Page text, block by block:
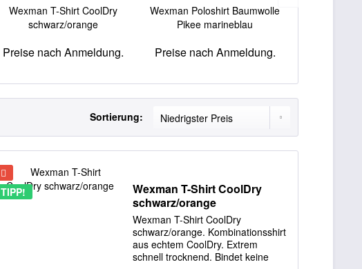
Wexman T-Shirt CoolDry
schwarz/orange
Preise nach Anmeldung.
Wexman Poloshirt Baumwolle
Pikee marineblau
Preise nach Anmeldung.
Sortierung:
TIPP!
Wexman T-Shirt CoolDry
schwarz/orange
Wexman T-Shirt CoolDry
schwarz/orange. Kombinationsshirt
aus echtem CoolDry. Extrem
schnell trocknend. Bindet keine